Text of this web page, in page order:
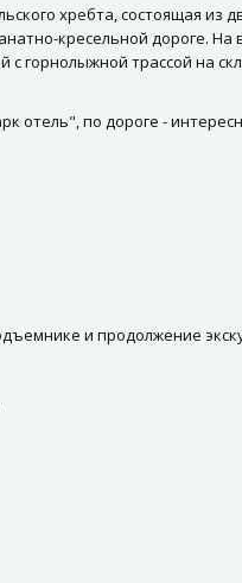
хребта, состоящая
кресельной дороге.
горнолыжной трассой на
отель", по дороге -
и продолжение